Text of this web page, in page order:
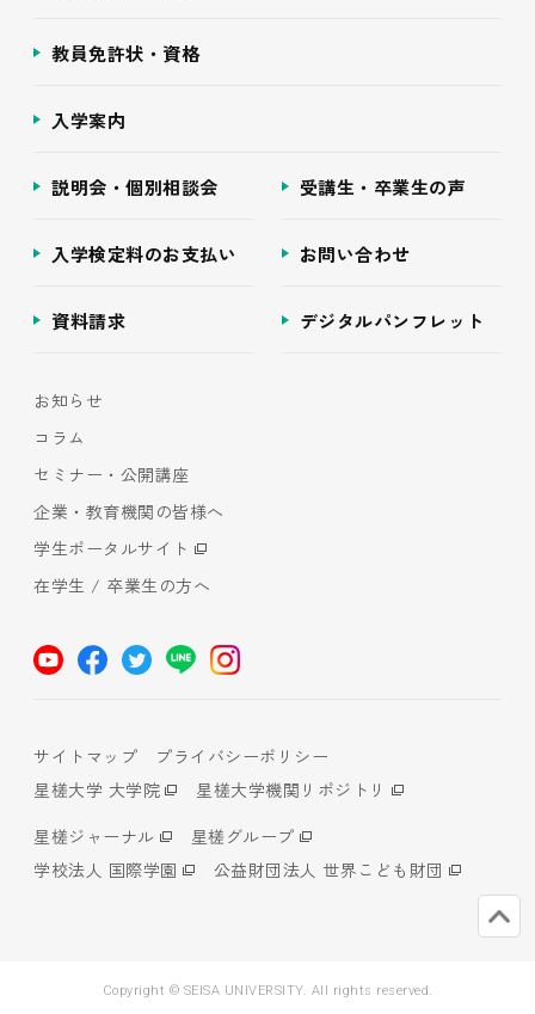
教員免許状・資格
入学案内
説明会・個別相談会 受講生・卒業生の声
入学検定料のお支払い お問い合わせ
資料請求 デジタルパンフレット
お知らせ
コラム
セミナー・公開講座
企業・教育機関の皆様へ
学生ポータルサイト
在学生 / 卒業生の方へ
サイトマップ
プライバシーポリシー
星槎大学 大学院
星槎大学機関リポジトリ
星槎ジャーナル
星槎グループ
学校法人 国際学園
公益財団法人 世界こども財団
Copyright © SEISA UNIVERSITY. All rights reserved.